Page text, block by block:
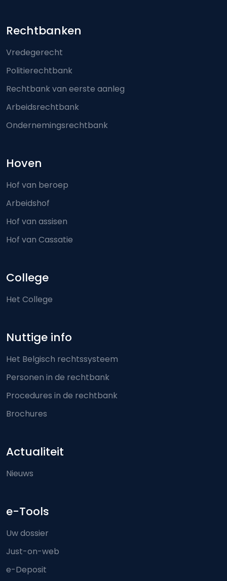
Footer-menu
Rechtbanken
Vredegerecht
Politierechtbank
Rechtbank van eerste aanleg
Arbeidsrechtbank
Ondernemingsrechtbank
Hoven
Hof van beroep
Arbeidshof
Hof van assisen
Hof van Cassatie
College
Het College
Nuttige info
Het Belgisch rechtssysteem
Personen in de rechtbank
Procedures in de rechtbank
Brochures
Actualiteit
Nieuws
e-Tools
Uw dossier
Just-on-web
e-Deposit